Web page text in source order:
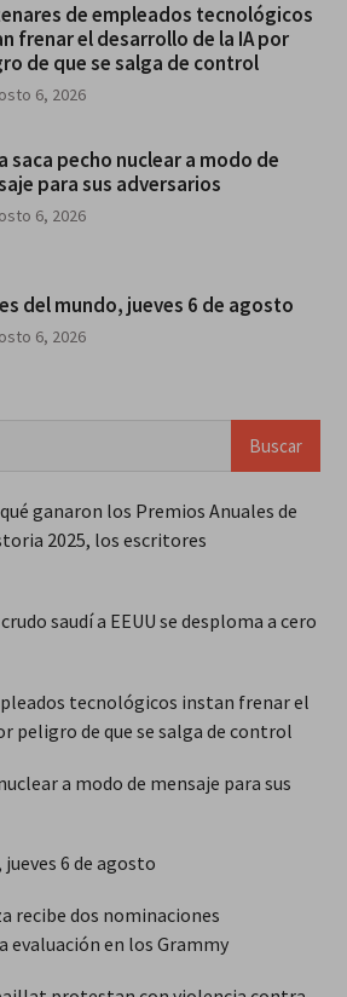
de empleados tecnológicos
frenar el desarrollo de la IA por
de que se salga de control
6, 2026
saca pecho nuclear a modo de
para sus adversarios
6, 2026
del mundo, jueves 6 de agosto
6, 2026
ganaron los Premios Anuales de
2025, los escritores
saudí a EEUU se desploma a cero
tecnológicos instan frenar el
peligro de que se salga de control
a modo de mensaje para sus
6 de agosto
recibe dos nominaciones
evaluación en los Grammy